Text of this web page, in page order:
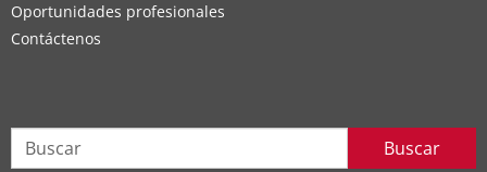
Oportunidades profesionales
Contáctenos
Buscar